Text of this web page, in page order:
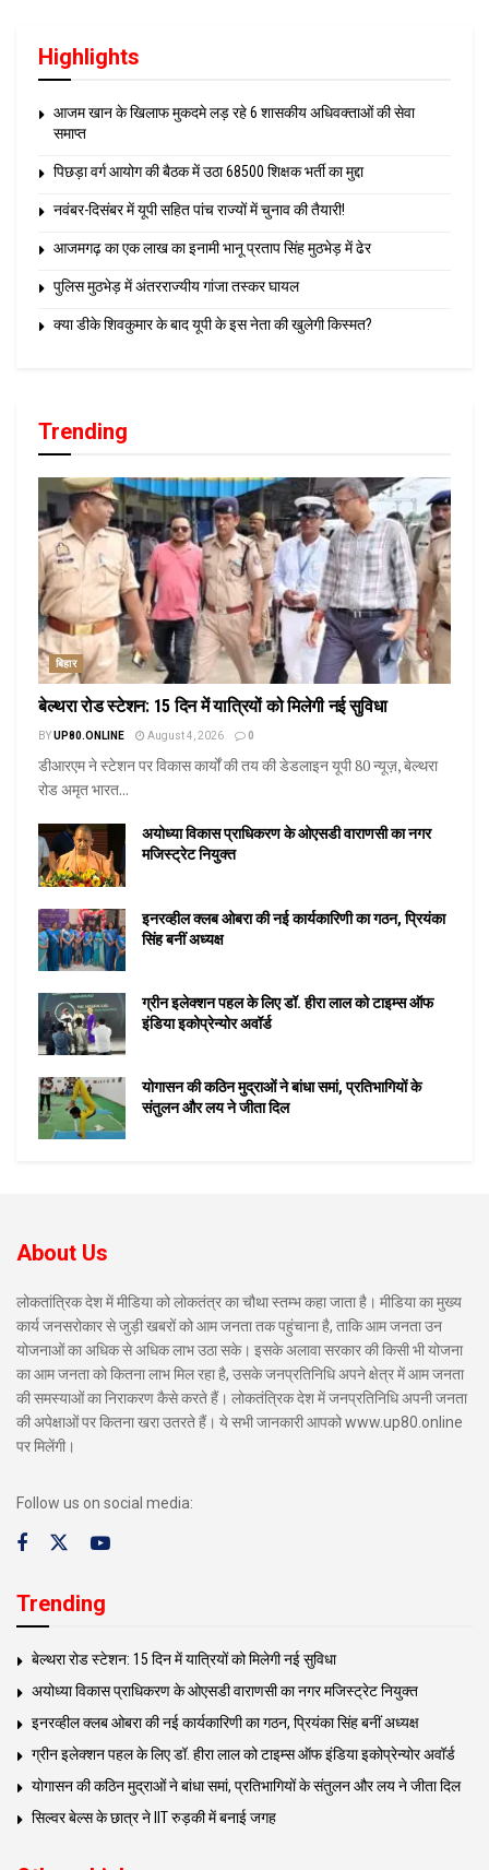
Highlights
आजम खान के खिलाफ मुकदमे लड़ रहे 6 शासकीय अधिवक्ताओं की सेवा
समाप्त
पिछड़ा वर्ग आयोग की बैठक में उठा 68500 शिक्षक भर्ती का मुद्दा
नवंबर-दिसंबर में यूपी सहित पांच राज्यों में चुनाव की तैयारी!
आजमगढ़ का एक लाख का इनामी भानू प्रताप सिंह मुठभेड़ में ढेर
पुलिस मुठभेड़ में अंतरराज्यीय गांजा तस्कर घायल
क्या डीके शिवकुमार के बाद यूपी के इस नेता की खुलेगी किस्मत?
Trending
बिहार
बेल्थरा रोड स्टेशन: 15 दिन में यात्रियों को मिलेगी नई सुविधा
BYUP80.ONLINE August 4, 2026 0
डीआरएम ने स्टेशन पर विकास कार्यों की तय की डेडलाइन यूपी 80 न्यूज़, बेल्थरा
रोड अमृत भारत...
अयोध्या विकास प्राधिकरण के ओएसडी वाराणसी का नगर
मजिस्ट्रेट नियुक्त
इनरव्हील क्लब ओबरा की नई कार्यकारिणी का गठन, प्रियंका
सिंह बनीं अध्यक्ष
ग्रीन इलेक्शन पहल के लिए डॉ. हीरा लाल को टाइम्स ऑफ
इंडिया इकोप्रेन्योर अवॉर्ड
योगासन की कठिन मुद्राओं ने बांधा समां, प्रतिभागियों के
संतुलन और लय ने जीता दिल
About Us
लोकतांत्रिक देश में मीडिया को लोकतंत्र का चौथा स्तम्भ कहा जाता है। मीडिया का मुख्य
कार्य जनसरोकार से जुड़ी खबरों को आम जनता तक पहुंचाना है, ताकि आम जनता उन
योजनाओं का अधिक से अधिक लाभ उठा सके। इसके अलावा सरकार की किसी भी योजना
का आम जनता को कितना लाभ मिल रहा है, उसके जनप्रतिनिधि अपने क्षेत्र में आम जनता
की समस्याओं का निराकरण कैसे करते हैं। लोकतंत्रिक देश में जनप्रतिनिधि अपनी जनता
की अपेक्षाओं पर कितना खरा उतरते हैं। ये सभी जानकारी आपको www.up80.online
पर मिलेंगी।
Follow us on social media:
Trending
बेल्थरा रोड स्टेशन: 15 दिन में यात्रियों को मिलेगी नई सुविधा
अयोध्या विकास प्राधिकरण के ओएसडी वाराणसी का नगर मजिस्ट्रेट नियुक्त
इनरव्हील क्लब ओबरा की नई कार्यकारिणी का गठन, प्रियंका सिंह बनीं अध्यक्ष
ग्रीन इलेक्शन पहल के लिए डॉ. हीरा लाल को टाइम्स ऑफ इंडिया इकोप्रेन्योर अवॉर्ड
योगासन की कठिन मुद्राओं ने बांधा समां, प्रतिभागियों के संतुलन और लय ने जीता दिल
सिल्वर बेल्स के छात्र ने IIT रुड़की में बनाई जगह